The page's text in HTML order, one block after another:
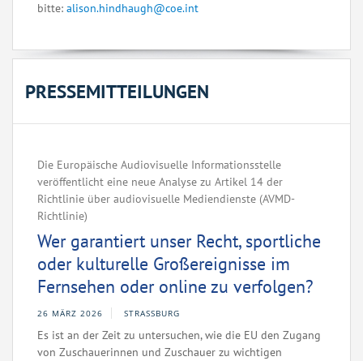
bitte: alison.hindhaugh@coe.int
PRESSEMITTEILUNGEN
Die Europäische Audiovisuelle Informationsstelle
veröffentlicht eine neue Analyse zu Artikel 14 der
Richtlinie über audiovisuelle Mediendienste (AVMD-
Richtlinie)
Wer garantiert unser Recht, sportliche
oder kulturelle Großereignisse im
Fernsehen oder online zu verfolgen?
26 MÄRZ 2026 STRASSBURG
Es ist an der Zeit zu untersuchen, wie die EU den Zugang
von Zuschauerinnen und Zuschauer zu wichtigen